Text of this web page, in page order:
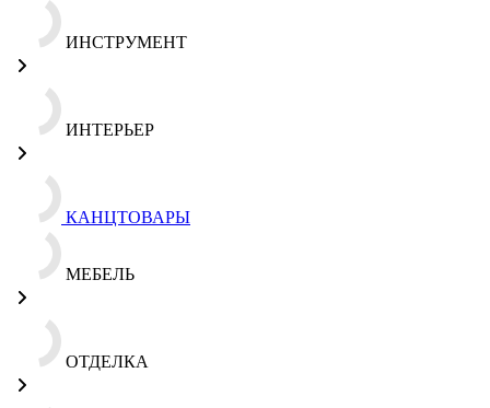
ИНСТРУМЕНТ
ИНТЕРЬЕР
КАНЦТОВАРЫ
МЕБЕЛЬ
ОТДЕЛКА